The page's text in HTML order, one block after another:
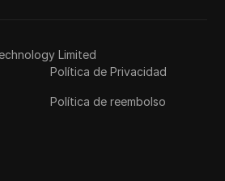
Limited
Política de Privacidad
Política de reembolso